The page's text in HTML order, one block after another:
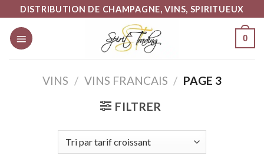
content
DISTRIBUTION DE CHAMPAGNE, VINS, SPIRITUEUX
0
VINS / VINS FRANCAIS / PAGE 3
FILTRER